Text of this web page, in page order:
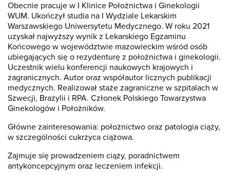
Obecnie pracuje w I Klinice Położnictwa i Ginekologii
WUM. Ukończył studia na I Wydziale Lekarskim
Warszawskiego Uniwersytetu Medycznego. W roku 2021
uzyskał najwyższy wynik z Lekarskiego Egzaminu
Końcowego w województwie mazowieckim wśród osób
ubiegających się o rezydenturę z położnictwa i ginekologii.
Uczestnik wielu konferencji naukowych krajowych i
zagranicznych. Autor oraz współautor licznych publikacji
medycznych. Realizował staże zagraniczne w szpitalach w
Szwecji, Brazylii i RPA. Członek Polskiego Towarzystwa
Ginekologów i Położników.
Główne zainteresowania: położnictwo oraz patologia ciąży,
w szczególności cukrzyca ciążowa.
Zajmuje się prowadzeniem ciąży, poradnictwem
antykoncepcyjnym oraz leczeniem infekcji.